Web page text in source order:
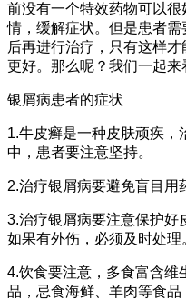
前没有一个特效药物可以
情，缓解症状。但是患者
后再进行治疗，只有这样
更好。那么呢？我们一起来
银屑病患者的症状
1.牛皮癣是一种皮肤顽疾，
中，患者要注意坚持。
2.治疗银屑病要避免盲目用
3.治疗银屑病要注意保护好
如果有外伤，必须及时处理
4.饮食要注意，多食富含维
品，忌食海鲜、羊肉等食品